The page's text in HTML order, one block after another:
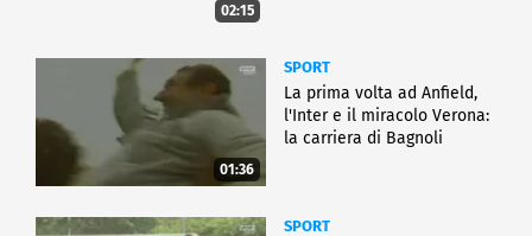
02:15
01:36
SPORT
La prima volta ad Anfield,
l'Inter e il miracolo Verona:
la carriera di Bagnoli
SPORT